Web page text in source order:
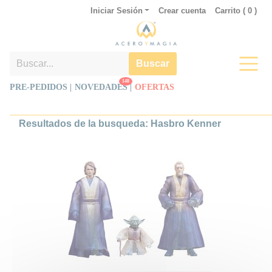
Carrito ( 0 )
Crear cuenta
Iniciar Sesión
Buscar
PRE-PEDIDOS | NOVEDADES
148
| OFERTAS
Resultados de la busqueda: Hasbro Kenner
Un tributo luminoso a la saga: el
Star Wars Episode VI Black Series
Pack de 3 Figuras Force Spirits 15
cm reúne a Anakin Skywalker,
Yoda y Obi-Wan Kenobi tal como
aparecen en El Retorno del Jedi